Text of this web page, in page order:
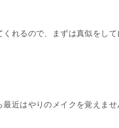
くれるので、まずは真似をし
最近はやりのメイクを覚えませ